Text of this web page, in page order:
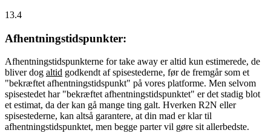
13.4
Afhentningstidspunkter:
Afhentningstidspunkterne for take away er altid kun estimerede, de
bliver dog altid godkendt af spisestederne, før de fremgår som et
"bekræftet afhentningstidspunkt" på vores platforme. Men selvom
spisestedet har "bekræftet afhentningstidspunktet" er det stadig blot
et estimat, da der kan gå mange ting galt. Hverken R2N eller
spisestederne, kan altså garantere, at din mad er klar til
afhentningstidspunktet, men begge parter vil gøre sit allerbedste.